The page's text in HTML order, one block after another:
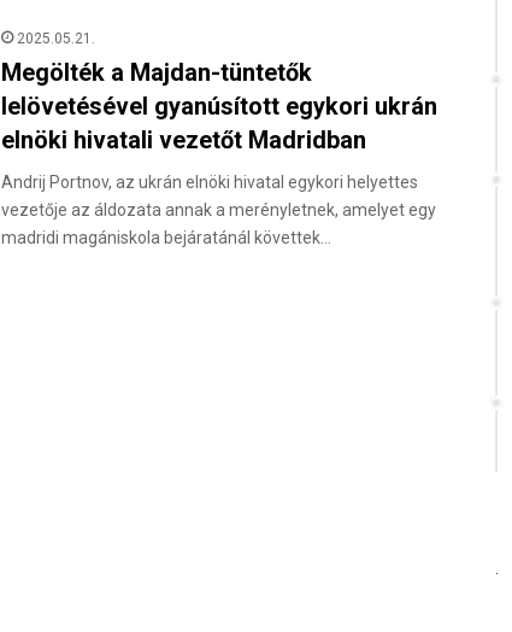
2025.05.21.
Megölték a Majdan-tüntetők
lelövetésével gyanúsított egykori ukrán
elnöki hivatali vezetőt Madridban
Andrij Portnov, az ukrán elnöki hivatal egykori helyettes
vezetője az áldozata annak a merényletnek, amelyet egy
madridi magániskola bejáratánál követtek…
.